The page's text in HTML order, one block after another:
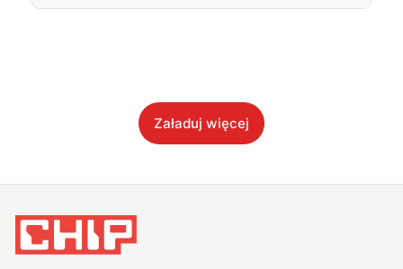
Załaduj więcej